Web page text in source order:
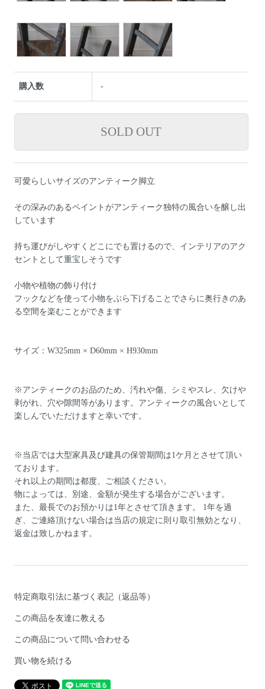
購入数 -
可愛らしいサイズのアンティーク脚立
その深みのあるペイントがアンティーク独特の風合いを醸し出
しています
持ち運びがしやすくどこにでも置けるので、インテリアのアク
セントとして重宝しそうです
小物や植物の飾り付け
フックなどを使って小物をぶら下げることでさらに奥行きのあ
る空間を楽むことができます
サイズ：W325mm × D60mm × H930mm
※アンティークのお品のため、汚れや傷、シミやスレ、欠けや
剥がれ、穴や隙間等があります。アンティークの風合いとして
楽しんでいただけますと幸いです。
※当店では大型家具及び建具の保管期間は1ケ月とさせて頂い
ております。
それ以上の期間は都度、ご相談ください。
物によっては、別途、金額が発生する場合がございます。
また、最長でのお預かりは1年とさせて頂きます。 1年を過
ぎ、ご連絡頂けない場合は当店の規定に則り取引無効となり、
返金は致しかねます。
特定商取引法に基づく表記（返品等）
この商品を友達に教える
この商品について問い合わせる
買い物を続ける